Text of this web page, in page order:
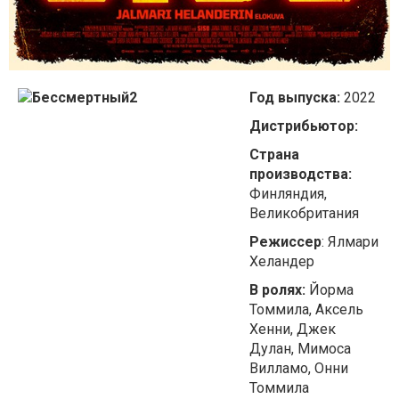
Год выпуска: 2022
Дистрибьютор:
Страна
производства:
Финляндия,
Великобритания
Режиссер: Ялмари
Хеландер
В ролях: Йорма
Томмила, Аксель
Хенни, Джек
Дулан, Мимоса
Вилламо, Онни
Томмила